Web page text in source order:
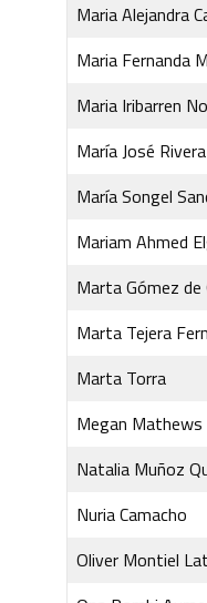
Maria Alejandra
Maria Fernanda
Maria Iribarren
María José
María Songel
Mariam Ahmed
Marta Gómez de
Marta Tejera
Marta Torra
Megan Mathews
Natalia Muñoz
Nuria Camacho
Oliver Montiel